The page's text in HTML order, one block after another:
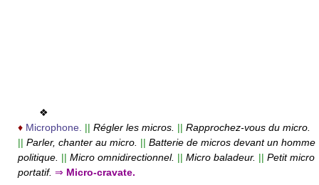
❖
♦ Microphone. || Régler les micros. || Rapprochez-vous du micro.
|| Parler, chanter au micro. || Batterie de micros devant un homme
politique. || Micro omnidirectionnel. || Micro baladeur. || Petit micro
portatif. ⇒ Micro-cravate.